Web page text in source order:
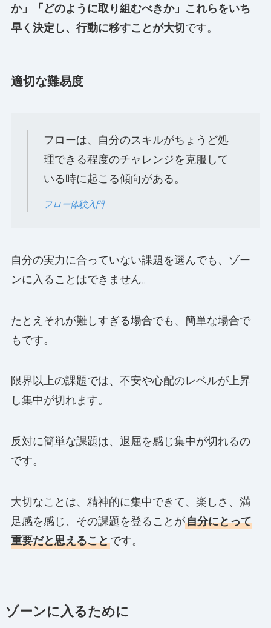
か」「どのように取り組むべきか」これらをいち
早く決定し、行動に移すことが大切です。
適切な難易度
フローは、自分のスキルがちょうど処
理できる程度のチャレンジを克服して
いる時に起こる傾向がある。
フロー体験入門
自分の実力に合っていない課題を選んでも、ゾー
ンに入ることはできません。
たとえそれが難しすぎる場合でも、簡単な場合で
もです。
限界以上の課題では、不安や心配のレベルが上昇
し集中が切れます。
反対に簡単な課題は、退屈を感じ集中が切れるの
です。
大切なことは、精神的に集中できて、楽しさ、満
足感を感じ、その課題を登ることが自分にとって
重要だと思えることです。
ゾーンに入るために